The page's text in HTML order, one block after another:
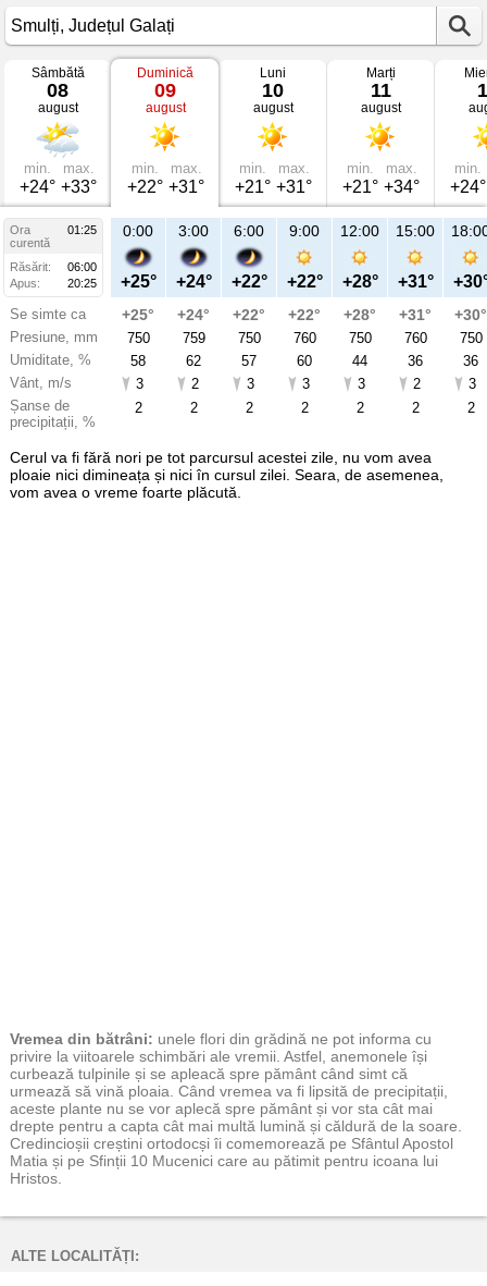
Vremea
Smulți
mâine
Județul
Galați
Sâmbătă
08
august
min.
+24°
max.
+33°
Duminică
09
august
min.
+22°
max.
+31°
Luni
10
august
min.
+21°
max.
+31°
Marți
11
august
min.
+21°
max.
+34°
min.
+24°
Ora
01:25
curentă
Răsărit:
06:00
Apus:
20:25
Se simte ca
Presiune, mm
Umiditate, %
Vânt, m/s
Șanse de
precipitații, %
21:00
+27°
+27°
758
56
3
3
Du
aug
0:00
+25°
+25°
750
58
3
2
3:00
+24°
+24°
759
62
2
2
6:00
+22°
+22°
750
57
3
2
9:00
+22°
+22°
760
60
3
2
12:00
+28°
+28°
750
44
3
2
15:00
+31°
+31°
760
36
2
2
+30°
750
36
3
2
Cerul va fi fără nori pe tot parcursul acestei zile, nu vom avea
ploaie nici dimineața și nici în cursul zilei. Seara, de asemenea,
vom avea o vreme foarte plăcută.
Vremea din bătrâni: unele flori din grădină ne pot informa cu
privire la viitoarele schimbări ale vremii. Astfel, anemonele își
curbează tulpinile și se apleacă spre pământ când simt că
urmează să vină ploaia. Când vremea va fi lipsită de precipitații,
aceste plante nu se vor aplecă spre pământ și vor sta cât mai
drepte pentru a capta cât mai multă lumină și căldură de la soare.
Credincioșii creștini ortodocși îi comemorează pe Sfântul Apostol
Matia și pe Sfinții 10 Mucenici care au pătimit pentru icoana lui
Hristos.
ALTE LOCALITĂȚI: